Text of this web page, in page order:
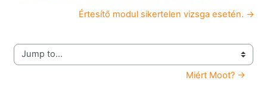
Értesítő modul sikertelen vizsga esetén. →
Jump to...
Miért Moot? →